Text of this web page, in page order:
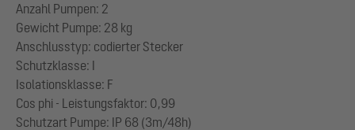
Anzahl Pumpen: 2
Gewicht Pumpe: 28 kg
Anschlusstyp: codierter Stecker
Schutzklasse: I
Isolationsklasse: F
Cos phi - Leistungsfaktor: 0,99
Schutzart Pumpe: IP 68 (3m/48h)